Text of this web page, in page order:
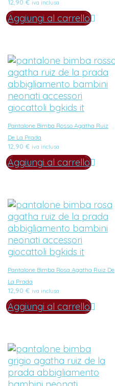
12,90 € iva inclusa
Aggiungi al carrello
Pantalone Bimba Rosso Agatha Ruiz
De La Prada
12,90 € iva inclusa
Aggiungi al carrello
Pantalone Bimba Rosa Agatha Ruiz De
La Prada
12,90 € iva inclusa
Aggiungi al carrello